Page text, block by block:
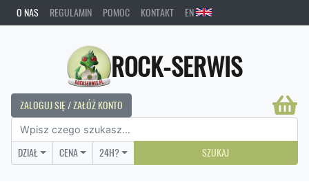
O NAS REGULAMIN POMOC KONTAKT EN
ROCK-SERWIS
ZALOGUJ SIĘ / ZAŁÓŻ KONTO
DZIAŁ CENA 24H? SZUKAJ